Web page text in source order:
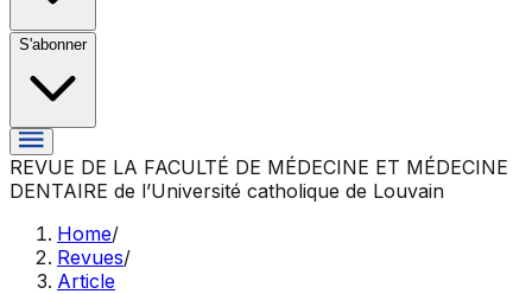
S'abonner
REVUE DE LA FACULTÉ DE MÉDECINE ET MÉDECINE
DENTAIRE de l’Université catholique de Louvain
Home/
Revues/
Article